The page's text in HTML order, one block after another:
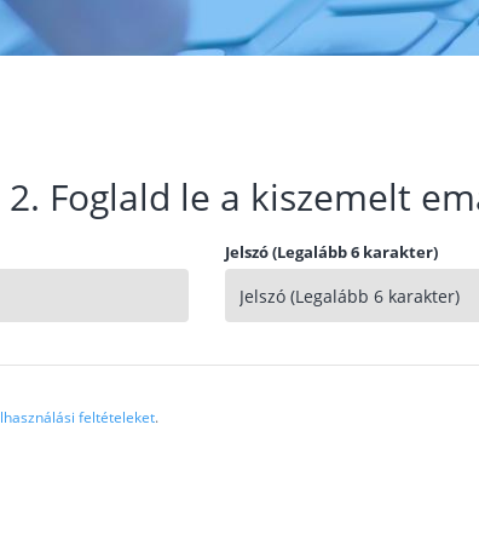
2. Foglald le a kiszemelt
Jelszó (Legalább 6 karakter)
feltételeket.